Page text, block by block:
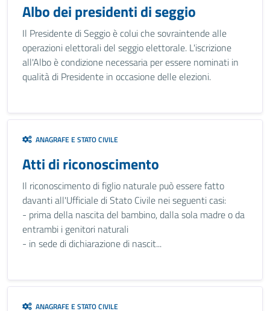
Albo dei presidenti di seggio
Il Presidente di Seggio è colui che sovraintende alle
operazioni elettorali del seggio elettorale. L'iscrizione
all'Albo è condizione necessaria per essere nominati in
qualità di Presidente in occasione delle elezioni.
ANAGRAFE E STATO CIVILE
Atti di riconoscimento
Il riconoscimento di figlio naturale può essere fatto
davanti all'Ufficiale di Stato Civile nei seguenti casi:
- prima della nascita del bambino, dalla sola madre o da
entrambi i genitori naturali
- in sede di dichiarazione di nascit...
ANAGRAFE E STATO CIVILE